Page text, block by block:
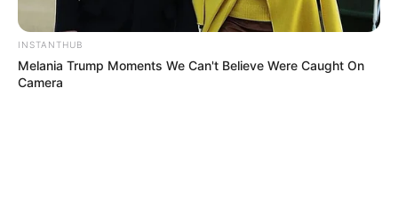
INSTANTHUB
Melania Trump Moments We Can't Believe Were Caught On
Camera